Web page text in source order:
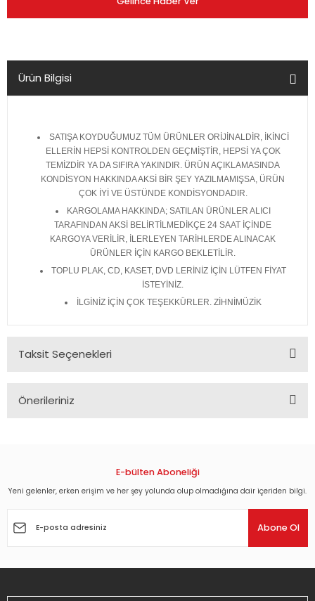
Ürün Bilgisi
SATIŞA KOYDUĞUMUZ TÜM ÜRÜNLER ORİJİNALDİR, İKİNCİ
ELLERİN HEPSİ KONTROLDEN GEÇMİŞTİR, HEPSİ YA ÇOK
TEMİZDİR YA DA SIFIRA YAKINDIR. ÜRÜN AÇIKLAMASINDA
KONDİSYON HAKKINDA AKSİ BİR ŞEY YAZILMAMIŞSA, ÜRÜN
ÇOK İYİ VE ÜSTÜNDE KONDİSYONDADIR.
KARGOLAMA HAKKINDA; SATILAN ÜRÜNLER ALICI
TARAFINDAN AKSİ BELİRTİLMEDİKÇE 24 SAAT İÇİNDE
KARGOYA VERİLİR, İLERLEYEN TARİHLERDE ALINACAK
ÜRÜNLER İÇİN KARGO BEKLETİLİR.
TOPLU PLAK, CD, KASET, DVD LERİNİZ İÇİN LÜTFEN FİYAT
İSTEYİNİZ.
İLGİNİZ İÇİN ÇOK TEŞEKKÜRLER. ZİHNİMÜZİK
Taksit Seçenekleri
Önerileriniz
Görüş ve önerileriniz için teşekkür ederiz.
Ürün açıklamasında eksik bilgiler bulunuyor.
Ürün fiyatı diğer sitelerden daha pahalı.
E-bülten Aboneliği
Yeni gelenler, erken erişim ve her şey yolunda olup olmadığına dair içeriden bilgi.
Abone Ol